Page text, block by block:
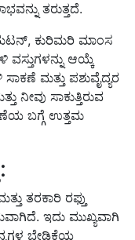
ತರುತ್ತದೆ.
, ಕುರಿಮರಿ ಮಾಂಸ
ಆಯ್ಕೆ
ಮತ್ತು ಪಶುವೈದ್ಯರ
ನೀವು ಸಾಕುತ್ತಿರುವ
ಬಗ್ಗೆ ಉತ್ತಮ
ತರಕಾರಿ ರಫ್ತು
ಇದು ಮುಖ್ಯವಾಗಿ
ಬೇಡಿಕೆಯ